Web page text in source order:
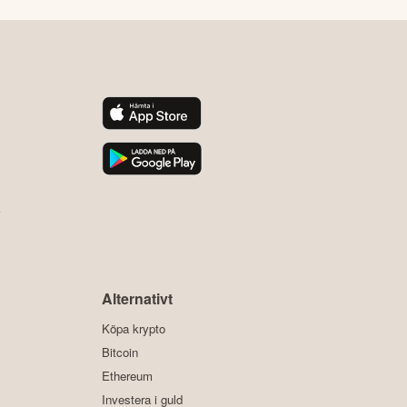
Alternativt
Köpa krypto
Bitcoin
Ethereum
Investera i guld